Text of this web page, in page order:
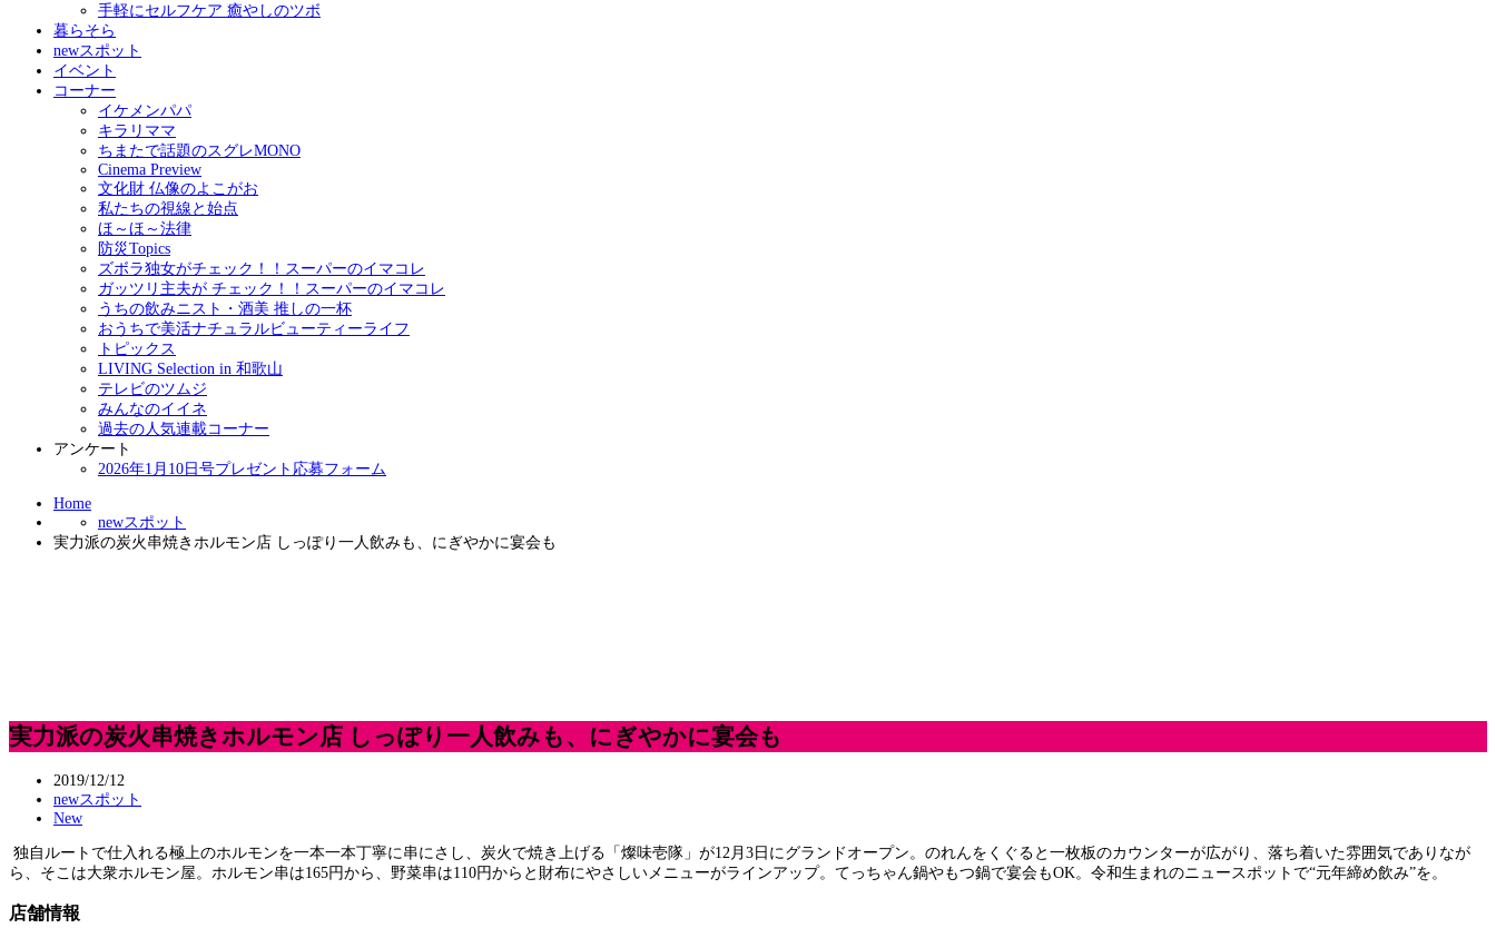
手軽にセルフケア 癒やしのツボ
暮らそら
newスポット
イベント
コーナー
イケメンパパ
キラリママ
ちまたで話題のスグレMONO
Cinema Preview
文化財 仏像のよこがお
私たちの視線と始点
ほ～ほ～法律
防災Topics
ズボラ独女がチェック！！スーパーのイマコレ
ガッツリ主夫が チェック！！スーパーのイマコレ
うちの飲みニスト・酒美 推しの一杯
おうちで美活ナチュラルビューティーライフ
トピックス
LIVING Selection in 和歌山
テレビのツムジ
みんなのイイネ
過去の人気連載コーナー
アンケート
2026年1月10日号プレゼント応募フォーム
Home
newスポット
実力派の炭火串焼きホルモン店 しっぽり一人飲みも、にぎやかに宴会も
実力派の炭火串焼きホルモン店 しっぽり一人飲みも、にぎやかに宴会も
2019/12/12
newスポット
New
独自ルートで仕入れる極上のホルモンを一本一本丁寧に串にさし、炭火で焼き上げる「燦味壱隊」が12月3日にグランドオープン。のれんをくぐると一枚板のカウンターが広がり、落ち着いた雰囲気でありなが
ら、そこは大衆ホルモン屋。ホルモン串は165円から、野菜串は110円からと財布にやさしいメニューがラインアップ。てっちゃん鍋やもつ鍋で宴会もOK。令和生まれのニュースポットで“元年締め飲み”を。
店舗情報